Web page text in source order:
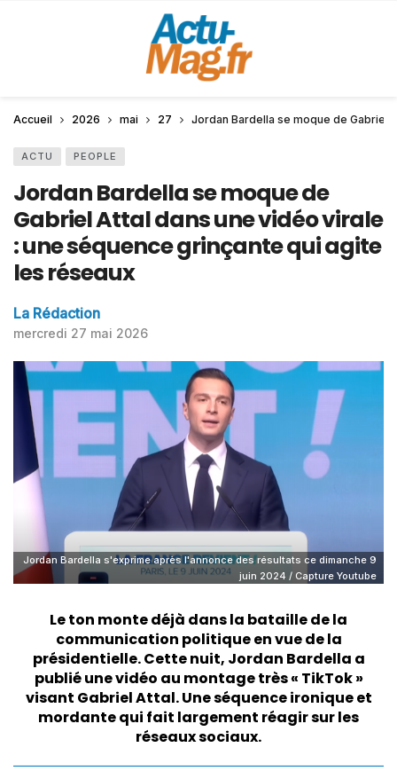
Accueil 2026 mai 27 Jordan Bardella se moque de Gabriel
ACTU PEOPLE
Jordan Bardella se moque de
Gabriel Attal dans une vidéo virale
: une séquence grinçante qui agite
les réseaux
La Rédaction
mercredi 27 mai 2026
Jordan Bardella s'exprime après l'annonce des résultats ce dimanche 9
juin 2024 / Capture Youtube
Le ton monte déjà dans la bataille de la
communication politique en vue de la
présidentielle. Cette nuit, Jordan Bardella a
publié une vidéo au montage très « TikTok »
visant Gabriel Attal. Une séquence ironique et
mordante qui fait largement réagir sur les
réseaux sociaux.